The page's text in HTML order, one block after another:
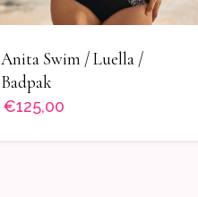
Anita Swim / Luella /
Badpak
€125,00